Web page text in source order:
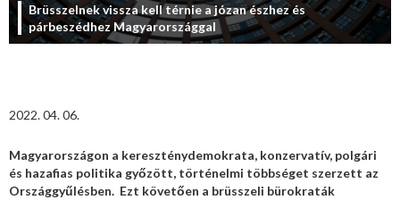
Brüsszelnek vissza kell térnie a józan észhez és
párbeszédhez Magyarországgal
2022. 04. 06.
Magyarországon a kereszténydemokrata, konzervatív, polgári
és hazafias politika győzött, történelmi többséget szerzett az
Országgyűlésben. Ezt követően a brüsszeli bürokraták